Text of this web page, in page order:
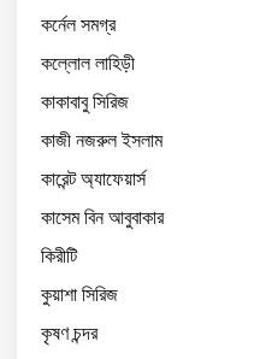
কর্নেল সমগ্র
কল্লোল লাহিড়ী
কাকাবাবু সিরিজ
কাজী নজরুল ইসলাম
কারেন্ট অ্যাফেয়ার্স
কাসেম বিন আবুবাকার
কিরীটি
কুয়াশা সিরিজ
কৃষণ চন্দর